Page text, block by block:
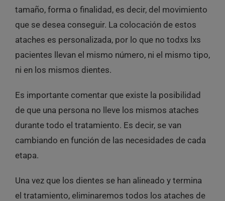
tamaño, forma o finalidad, es decir, del movimiento
que se desea conseguir. La colocación de estos
ataches es personalizada, por lo que no todxs lxs
pacientes llevan el mismo número, ni el mismo tipo,
ni en los mismos dientes.
Es importante comentar que existe la posibilidad
de que una persona no lleve los mismos ataches
durante todo el tratamiento. Es decir, se van
cambiando en función de las necesidades de cada
etapa.
Una vez que los dientes se han alineado y termina
el tratamiento, eliminaremos todos los ataches de